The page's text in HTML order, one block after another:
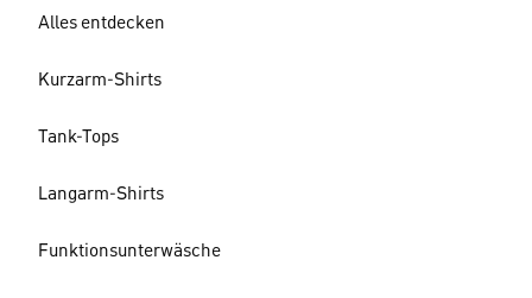
Alles entdecken
Kurzarm-Shirts
Tank-Tops
Langarm-Shirts
Funktionsunterwäsche